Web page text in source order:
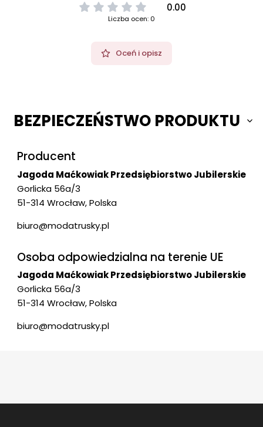
0.00
Liczba ocen: 0
Oceń i opisz
BEZPIECZEŃSTWO PRODUKTU
Producent
Jagoda Maćkowiak Przedsiębiorstwo Jubilerskie
Gorlicka 56a/3
51-314 Wrocław, Polska
biuro@modatrusky.pl
Osoba odpowiedzialna na terenie UE
Jagoda Maćkowiak Przedsiębiorstwo Jubilerskie
Gorlicka 56a/3
51-314 Wrocław, Polska
biuro@modatrusky.pl